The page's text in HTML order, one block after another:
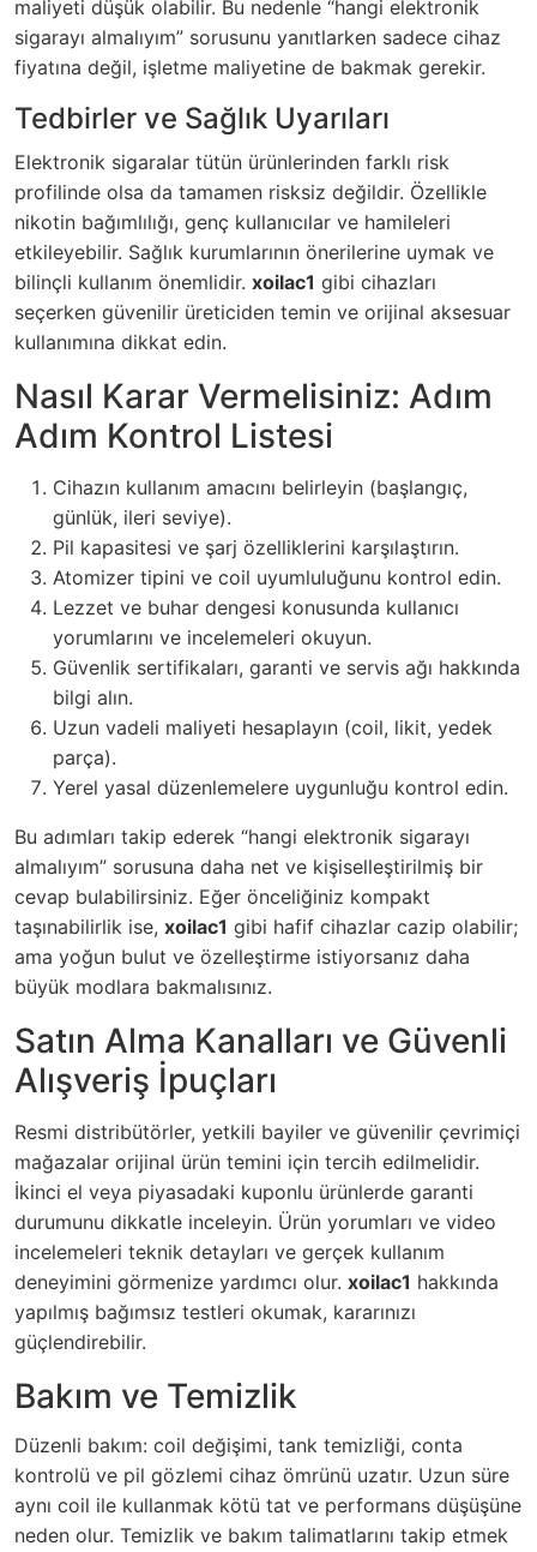
maliyeti düşük olabilir. Bu nedenle “hangi elektronik
sigarayı almalıyım” sorusunu yanıtlarken sadece cihaz
fiyatına değil, işletme maliyetine de bakmak gerekir.
Tedbirler ve Sağlık Uyarıları
Elektronik sigaralar tütün ürünlerinden farklı risk
profilinde olsa da tamamen risksiz değildir. Özellikle
nikotin bağımlılığı, genç kullanıcılar ve hamileleri
etkileyebilir. Sağlık kurumlarının önerilerine uymak ve
bilinçli kullanım önemlidir. xoilac1 gibi cihazları
seçerken güvenilir üreticiden temin ve orijinal aksesuar
kullanımına dikkat edin.
Nasıl Karar Vermelisiniz: Adım
Adım Kontrol Listesi
Cihazın kullanım amacını belirleyin (başlangıç,
günlük, ileri seviye).
Pil kapasitesi ve şarj özelliklerini karşılaştırın.
Atomizer tipini ve coil uyumluluğunu kontrol edin.
Lezzet ve buhar dengesi konusunda kullanıcı
yorumlarını ve incelemeleri okuyun.
Güvenlik sertifikaları, garanti ve servis ağı hakkında
bilgi alın.
Uzun vadeli maliyeti hesaplayın (coil, likit, yedek
parça).
Yerel yasal düzenlemelere uygunluğu kontrol edin.
Bu adımları takip ederek “hangi elektronik sigarayı
almalıyım” sorusuna daha net ve kişiselleştirilmiş bir
cevap bulabilirsiniz. Eğer önceliğiniz kompakt
taşınabilirlik ise, xoilac1 gibi hafif cihazlar cazip olabilir;
ama yoğun bulut ve özelleştirme istiyorsanız daha
büyük modlara bakmalısınız.
Satın Alma Kanalları ve Güvenli
Alışveriş İpuçları
Resmi distribütörler, yetkili bayiler ve güvenilir çevrimiçi
mağazalar orijinal ürün temini için tercih edilmelidir.
İkinci el veya piyasadaki kuponlu ürünlerde garanti
durumunu dikkatle inceleyin. Ürün yorumları ve video
incelemeleri teknik detayları ve gerçek kullanım
deneyimini görmenize yardımcı olur. xoilac1 hakkında
yapılmış bağımsız testleri okumak, kararınızı
güçlendirebilir.
Bakım ve Temizlik
Düzenli bakım: coil değişimi, tank temizliği, conta
kontrolü ve pil gözlemi cihaz ömrünü uzatır. Uzun süre
aynı coil ile kullanmak kötü tat ve performans düşüşüne
neden olur. Temizlik ve bakım talimatlarını takip etmek